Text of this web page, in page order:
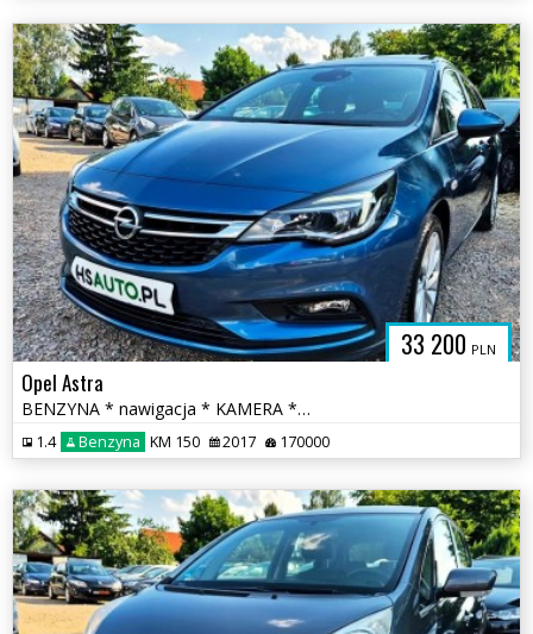
33 200 PLN
Opel Astra
BENZYNA * nawigacja * KAMERA * atrakcyjny wygląd * OKAZJA
1.4 Benzyna KM 150 2017 170000